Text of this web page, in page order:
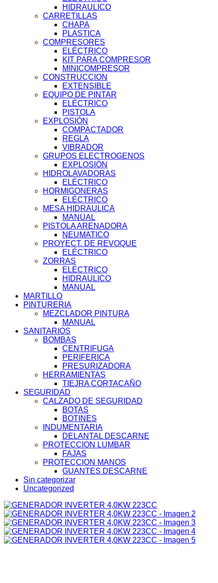
HIDRAULICO
CARRETILLAS
CHAPA
PLASTICA
COMPRESORES
ELÉCTRICO
KIT PARA COMPRESOR
MINICOMPRESOR
CONSTRUCCION
EXTENSIBLE
EQUIPO DE PINTAR
ELÉCTRICO
PISTOLA
EXPLOSIÓN
COMPACTADOR
REGLA
VIBRADOR
GRUPOS ELECTROGENOS
EXPLOSIÓN
HIDROLAVADORAS
ELÉCTRICO
HORMIGONERAS
ELÉCTRICO
MESA HIDRAULICA
MANUAL
PISTOLA ARENADORA
NEUMATICO
PROYECT. DE REVOQUE
ELÉCTRICO
ZORRAS
ELÉCTRICO
HIDRAULICO
MANUAL
MARTILLO
PINTURERIA
MEZCLADOR PINTURA
MANUAL
SANITARIOS
BOMBAS
CENTRIFUGA
PERIFERICA
PRESURIZADORA
HERRAMIENTAS
TIEJRA CORTACAÑO
SEGURIDAD
CALZADO DE SEGURIDAD
BOTAS
BOTINES
INDUMENTARIA
DELANTAL DESCARNE
PROTECCION LUMBAR
FAJAS
PROTECCION MANOS
GUANTES DESCARNE
Sin categorizar
Uncategorized